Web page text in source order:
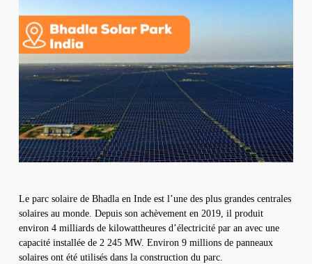
Le parc solaire de Bhadla en Inde est l’une des plus grandes centrales
solaires au monde. Depuis son achèvement en 2019, il produit
environ 4 milliards de kilowattheures d’électricité par an avec une
capacité installée de 2 245 MW. Environ 9 millions de panneaux
solaires ont été utilisés dans la construction du parc.